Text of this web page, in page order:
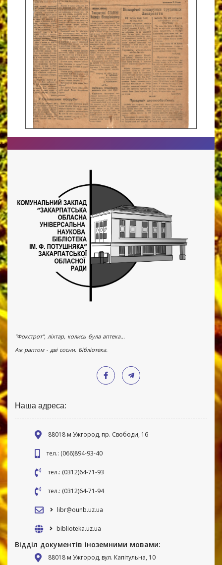
"Фокстрот", ліхтар, колись була аптека...
Аж раптом - дві сосни. Бібліотека.
Наша адреса:
88018 м Ужгород, пр. Свободи, 16
тел.: (066)894-93-40
тел.: (0312)64-71-93
тел.: (0312)64-71-94
libr@ounb.uz.ua
biblioteka.uz.ua
Відділ документів іноземними мовами:
88018 м Ужгород, вул. Капітульна, 10